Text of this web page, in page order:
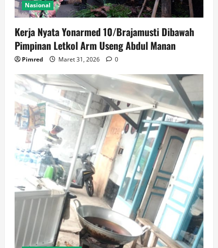
Nasional
Kerja Nyata Yonarmed 10/Brajamusti Dibawah
Pimpinan Letkol Arm Useng Abdul Manan
Pimred Maret 31, 2026 0